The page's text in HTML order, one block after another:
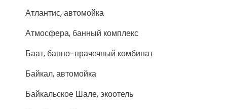
Атлантис, автомойка
Атмосфера, банный комплекс
Баат, банно-прачечный комбинат
Байкал, автомойка
Байкальское Шале, экоотель